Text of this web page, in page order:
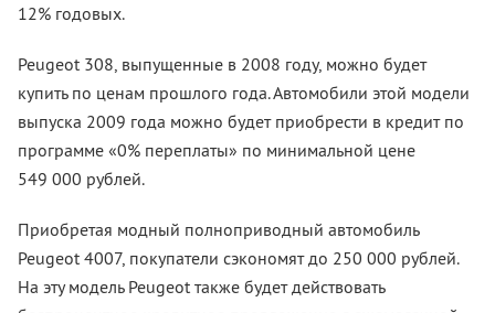
12% годовых.
Peugeot 308, выпущенные в 2008 году, можно будет
купить по ценам прошлого года. Автомобили этой модели
выпуска 2009 года можно будет приобрести в кредит по
программе «0% переплаты» по минимальной цене
549 000 рублей.
Приобретая модный полноприводный автомобиль
Peugeot 4007, покупатели сэкономят до 250 000 рублей.
На эту модель Peugeot также будет действовать